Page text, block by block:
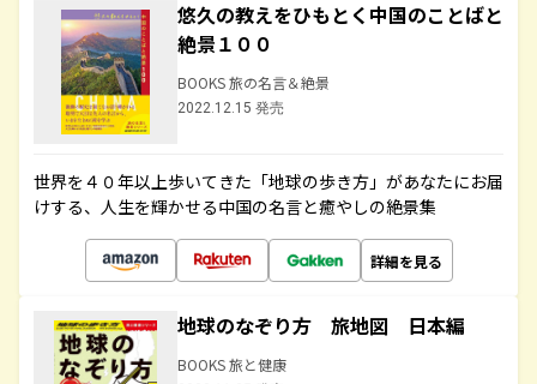
悠久の教えをひもとく中国のことばと
絶景１００
BOOKS 旅の名言＆絶景
2022.12.15 発売
世界を４０年以上歩いてきた「地球の歩き方」があなたにお届
けする、人生を輝かせる中国の名言と癒やしの絶景集
詳細を見る
地球のなぞり方 旅地図 日本編
BOOKS 旅と健康